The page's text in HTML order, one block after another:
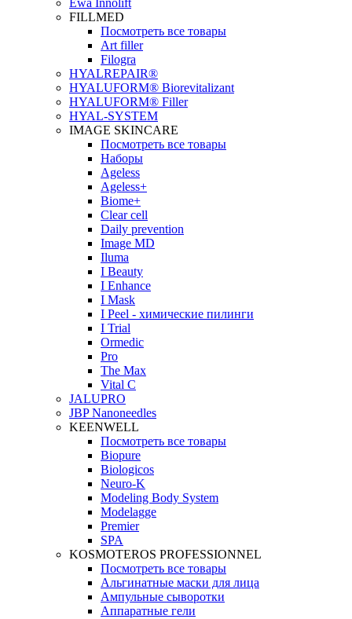
Ewa Innolift
FILLMED
Посмотреть все товары
Art filler
Filogra
НYALREPAIR®
HYALUFORM® Biorevitalizant
HYALUFORM® Filler
HYAL-SYSTEM
IMAGE SKINCARE
Посмотреть все товары
Наборы
Ageless
Ageless+
Biome+
Clear cell
Daily prevention
Image MD
Iluma
I Beauty
I Enhance
I Mask
I Peel - химические пилинги
I Trial
Ormedic
Pro
The Max
Vital C
JALUPRO
JBP Nanoneedles
KEENWELL
Посмотреть все товары
Biopure
Biologicos
Neuro‑K
Modeling Body System
Modelagge
Premier
SPA
KOSMOTEROS PROFESSIONNEL
Посмотреть все товары
Альгинатные маски для лица
Ампульные сыворотки
Аппаратные гели